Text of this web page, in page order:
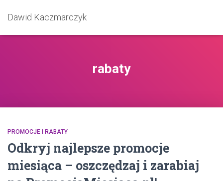
Dawid Kaczmarczyk
rabaty
PROMOCJE I RABATY
Odkryj najlepsze promocje
miesiąca – oszczędzaj i zarabiaj